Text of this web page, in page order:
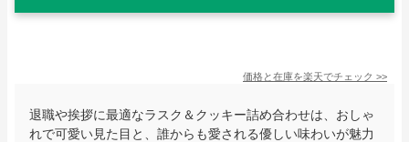
価格と在庫を楽天でチェック >>
退職や挨拶に最適なラスク＆クッキー詰め合わせは、おしゃ
れで可愛い見た目と、誰からも愛される優しい味わいが魅力